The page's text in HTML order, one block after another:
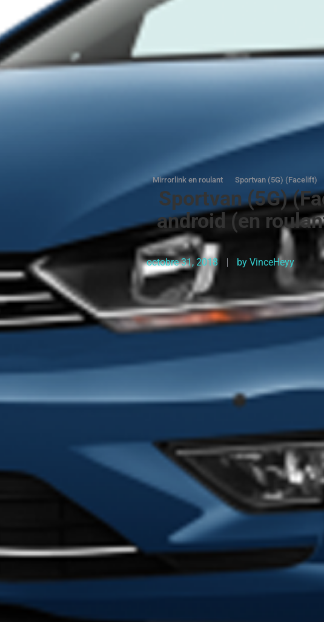
Mirrorlink en roulant Sportvan (5G) (Facelift)
Sportvan (5G)
android (en
octobre 31, 2018 by VinceHeyy